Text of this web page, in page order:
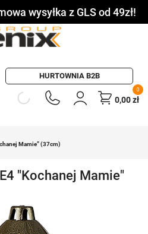
wysyłka z GLS od 49zł!
HURTOWNIA B2B
0
0,00zł
Mamie” (37cm)
"Kochanej Mamie"